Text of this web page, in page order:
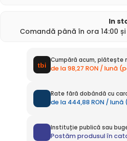
In
Comandă până în ora 14:00 și
Cumpără acum, plătește
de la 98,27 RON / lună
Rate fără dobândă cu
de la 444,88 RON /
Instituție publică sau
Postăm produsul în